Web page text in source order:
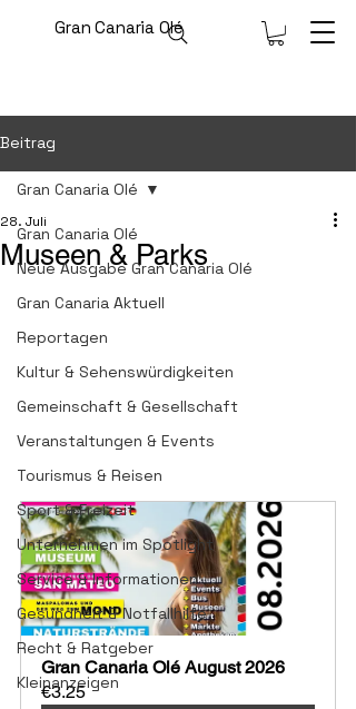
Gran Canaria Olé
Beitrag
Gran Canaria Olé
Neue Ausgabe Gran Canaria Olé
Gran Canaria Aktuell
Reportagen
Kultur & Sehenswürdigkeiten
Gemeinschaft & Gesellschaft
Veranstaltungen & Events
Tourismus & Reisen
Sport & Freizeit
Unternehmen im Spotlight
Service & Informationen
Gesundheit & Notfallhilfe
Recht & Ratgeber
Kleinanzeigen
Gran Canaria Olé
Museen & Parks
28. Juli
Gran Canaria Olé August 2026
€3.25